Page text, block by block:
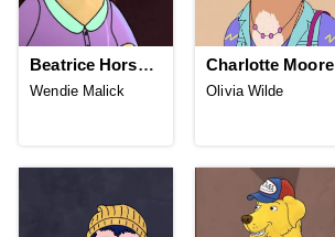
Beatrice Horseman
Wendie Malick
Charlotte Moore
Olivia Wilde